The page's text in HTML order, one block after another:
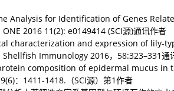
Analysis for Identification of Genes
2016 11(2): e0149414 (SCI源)通讯作者
characterization and expression of lily-
Immunology 2016，58:323–331通
composition of epidermal mucus in
：1411-1418.（SCI源）第1作者